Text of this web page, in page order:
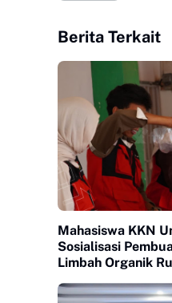
Berita Terkait
Mahasiswa KKN
Sosialisasi
Limbah Organik